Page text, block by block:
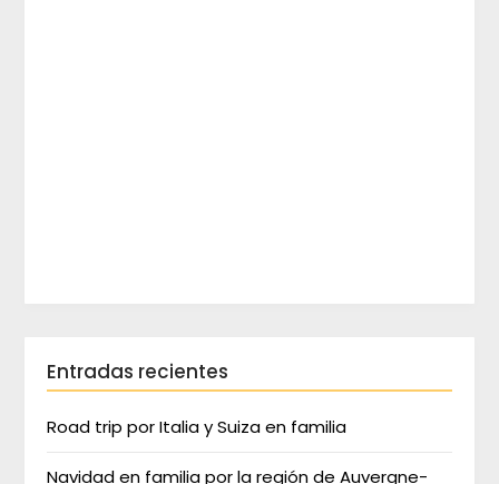
Entradas recientes
Road trip por Italia y Suiza en familia
Navidad en familia por la región de Auvergne-